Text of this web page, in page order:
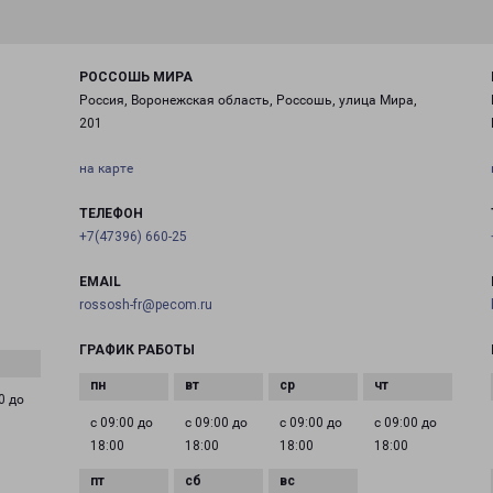
до
РОССОШЬ МИРА
Россия, Воронежская область, Россошь, улица Мира,
201
на карте
ТЕЛЕФОН
+7(47396) 660-25
EMAIL
rossosh-fr@pecom.ru
ГРАФИК РАБОТЫ
с 09:00 до
18:00
с 09:00 до
18:00
с 09:00 до
18:00
с 09:00 до
18:00